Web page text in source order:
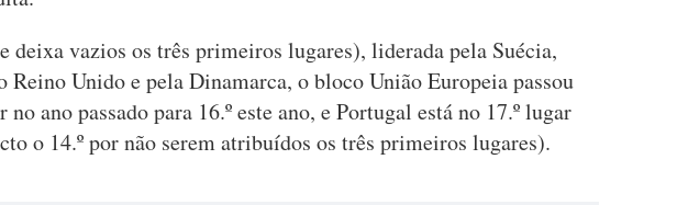
deixa vazios os três primeiros lugares), liderada pela Suécia,
Reino Unido e pela Dinamarca, o bloco União Europeia passou
no ano passado para 16.º este ano, e Portugal está no 17.º lugar
o 14.º por não serem atribuídos os três primeiros lugares).